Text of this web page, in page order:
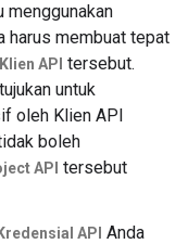
menggunakan
harus membuat tepat
Klien API tersebut.
untuk
oleh Klien API
boleh
API tersebut
Kredensial API Anda